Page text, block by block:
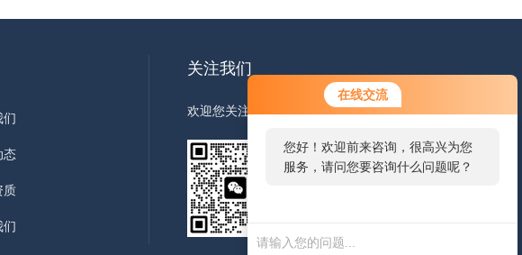
在线交流
您好！欢迎前来咨询，很高兴为您
服务，请问您要咨询什么问题呢？
们
态
质
们
关注我们
欢迎您关注我们的微信公众号了解更多信息